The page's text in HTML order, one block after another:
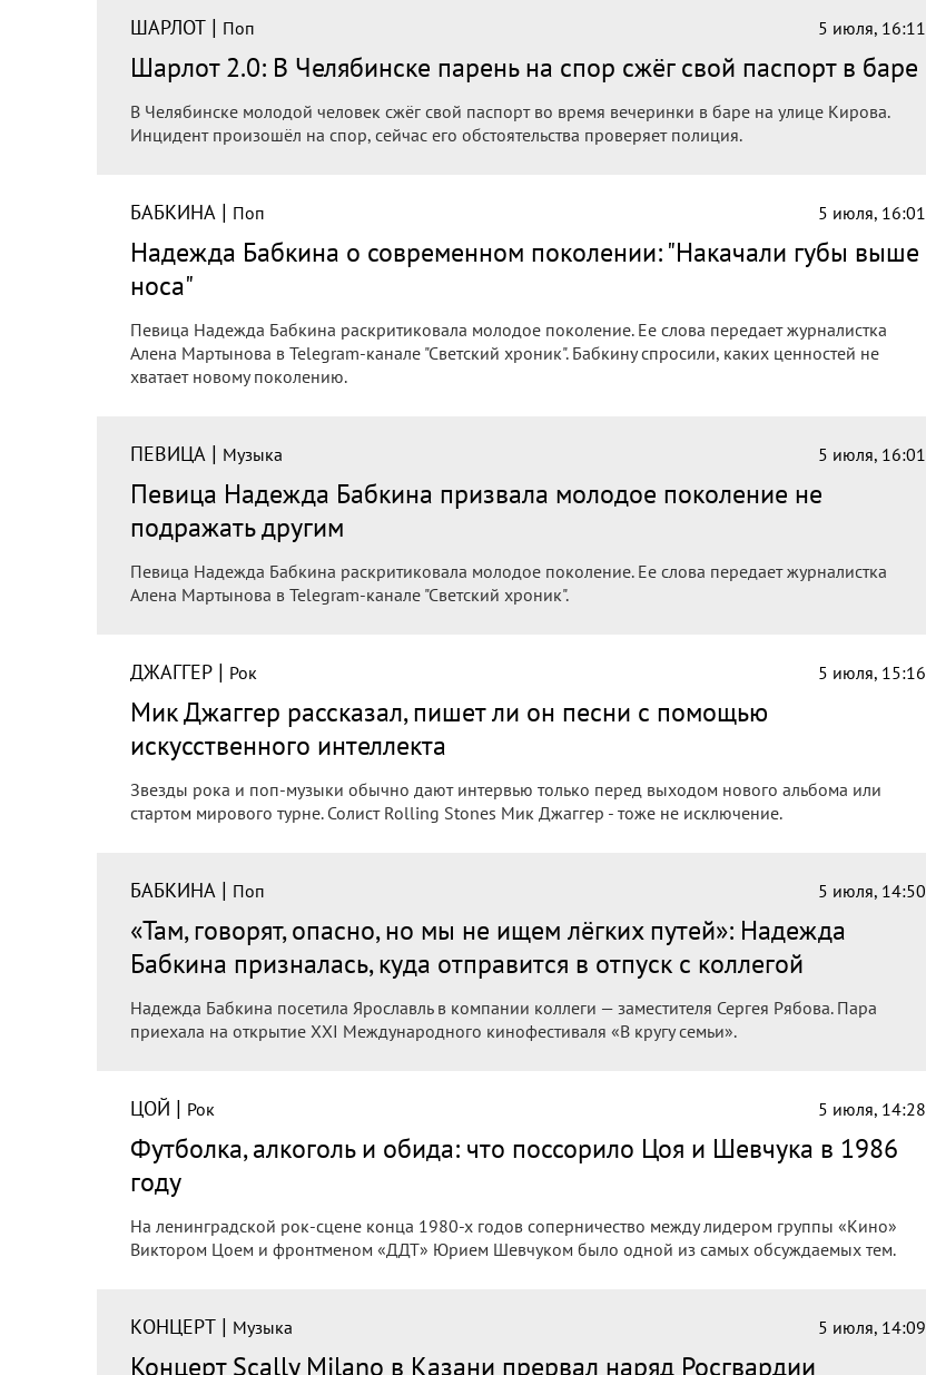
ШАРЛОТ | Поп 5 июля, 16:11
Шарлот 2.0: В Челябинске парень на спор сжёг свой паспорт в баре
В Челябинске молодой человек сжёг свой паспорт во время вечеринки в баре на улице Кирова.
Инцидент произошёл на спор, сейчас его обстоятельства проверяет полиция.
БАБКИНА | Поп 5 июля, 16:01
Надежда Бабкина о современном поколении: "Накачали губы выше
носа"
Певица Надежда Бабкина раскритиковала молодое поколение. Ее слова передает журналистка
Алена Мартынова в Telegram-канале "Светский хроник". Бабкину спросили, каких ценностей не
хватает новому поколению.
ПЕВИЦА | Музыка 5 июля, 16:01
Певица Надежда Бабкина призвала молодое поколение не
подражать другим
Певица Надежда Бабкина раскритиковала молодое поколение. Ее слова передает журналистка
Алена Мартынова в Telegram-канале "Светский хроник".
ДЖАГГЕР | Рок 5 июля, 15:16
Мик Джаггер рассказал, пишет ли он песни с помощью
искусственного интеллекта
Звезды рока и поп-музыки обычно дают интервью только перед выходом нового альбома или
стартом мирового турне. Солист Rolling Stones Мик Джаггер - тоже не исключение.
БАБКИНА | Поп 5 июля, 14:50
«Там, говорят, опасно, но мы не ищем лёгких путей»: Надежда
Бабкина призналась, куда отправится в отпуск с коллегой
Надежда Бабкина посетила Ярославль в компании коллеги — заместителя Сергея Рябова. Пара
приехала на открытие XXI Международного кинофестиваля «В кругу семьи».
ЦОЙ | Рок 5 июля, 14:28
Футболка, алкоголь и обида: что поссорило Цоя и Шевчука в 1986
году
На ленинградской рок-сцене конца 1980-х годов соперничество между лидером группы «Кино»
Виктором Цоем и фронтменом «ДДТ» Юрием Шевчуком было одной из самых обсуждаемых тем.
КОНЦЕРТ | Музыка 5 июля, 14:09
Концерт Scally Milano в Казани прервал наряд Росгвардии